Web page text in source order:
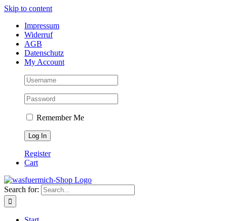
Skip to content
Impressum
Widerruf
AGB
Datenschutz
My Account
Remember Me
Register
Cart
Search for: